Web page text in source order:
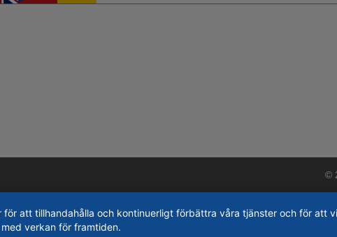
©
att tillhandahålla och kontinuerligt förbättra våra tjänster och för att
verkan för framtiden.